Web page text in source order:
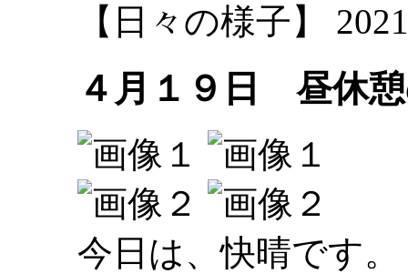
【日々の様子】
４月１９日 昼休
今日は、快晴です。